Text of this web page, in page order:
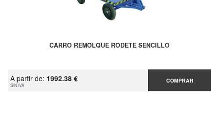
CARRO REMOLQUE RODETE SENCILLO
A partir de: 1992.38 €
SIN IVA
COMPRAR